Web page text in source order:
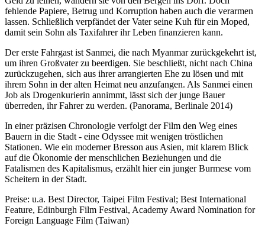
fehlende Papiere, Betrug und Korruption haben auch die verarmen
lassen. Schließlich verpfändet der Vater seine Kuh für ein Moped,
damit sein Sohn als Taxifahrer ihr Leben finanzieren kann.
Der erste Fahrgast ist Sanmei, die nach Myanmar zurückgekehrt ist,
um ihren Großvater zu beerdigen. Sie beschließt, nicht nach China
zurückzugehen, sich aus ihrer arrangierten Ehe zu lösen und mit
ihrem Sohn in der alten Heimat neu anzufangen. Als Sanmei einen
Job als Drogenkurierin annimmt, lässt sich der junge Bauer
überreden, ihr Fahrer zu werden. (Panorama, Berlinale 2014)
In einer präzisen Chronologie verfolgt der Film den Weg eines
Bauern in die Stadt - eine Odyssee mit wenigen tröstlichen
Stationen. Wie ein moderner Bresson aus Asien, mit klarem Blick
auf die Ökonomie der menschlichen Beziehungen und die
Fatalismen des Kapitalismus, erzählt hier ein junger Burmese vom
Scheitern in der Stadt.
Preise: u.a. Best Director, Taipei Film Festival; Best International
Feature, Edinburgh Film Festival, Academy Award Nomination for
Foreign Language Film (Taiwan)